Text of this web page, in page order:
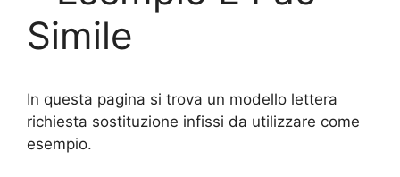
Simile
In questa pagina si trova un modello lettera
richiesta sostituzione infissi da utilizzare come
esempio.